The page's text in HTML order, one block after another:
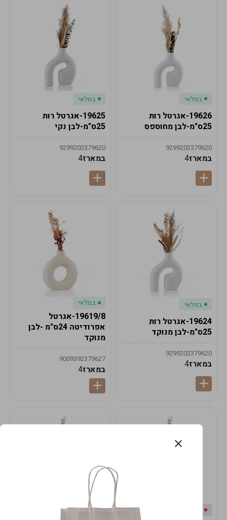
במלאי
19626-אגרטל רות
25ס"מ-לבן מחוספס
9299202379620
במארז4
במלאי
19625-אגרטל רות
25ס"מ-לבן נקי
9299202379620
במארז4
במלאי
19624-אגרטל רות
25ס"מ-לבן מנוקד
9299202379620
במארז4
במלאי
19619/8-אגרטל
אפרודיטה 24ס"מ -לבן
מנוקד
9009392379627
במארז4
במלאי
לתשלום